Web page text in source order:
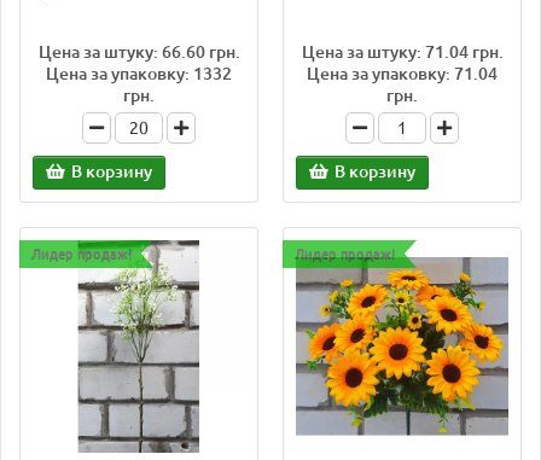
Цена за штуку: 66.60 грн.
Цена за упаковку: 1332
грн.
В корзину
Цена за штуку: 71.04 грн.
Цена за упаковку: 71.04
грн.
В корзину
Лидер продаж! Лидер продаж!